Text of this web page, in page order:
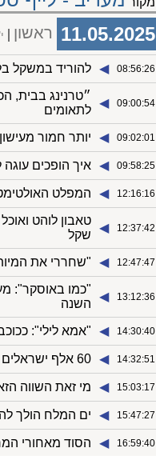
11.05.2025 ראשון
08:56:26
◀︎ להוריד במשקל
09:00:54
◀︎
״טרנינג בבית,
לתאומים
09:02:01
◀︎ יותר חמור
09:58:25
◀︎ איך הופכים
12:16:16
◀︎ המפלט
12:37:42
◀︎
שקל
12:47:47
◀︎ "שחררי את
13:12:36
◀︎
"כמו באוסקר":
השנה
14:30:40
◀︎ "אמא לילי":
14:32:51
◀︎ 60 אלף ישראלים קנו כרטיסים במחירי התקרה של אל על - המבצע ממשיך
15:03:17
◀︎ מי זאת השווה
15:47:27
◀︎ ים המלח הולך
16:59:40
◀︎ הסוד מאחורי